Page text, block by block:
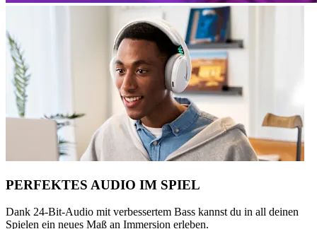
PERFEKTES AUDIO IM SPIEL
Dank 24-Bit-Audio mit verbessertem Bass kannst du in all deinen
Spielen ein neues Maß an Immersion erleben.